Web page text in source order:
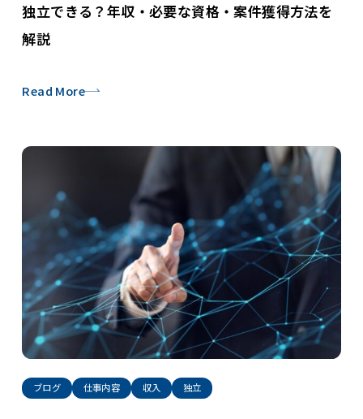
独立できる？年収・必要な資格・案件獲得方法を
解説
Read More
ブログ 仕事内容 収入 独立